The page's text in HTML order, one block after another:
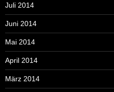
Juli 2014
Juni 2014
Mai 2014
April 2014
März 2014